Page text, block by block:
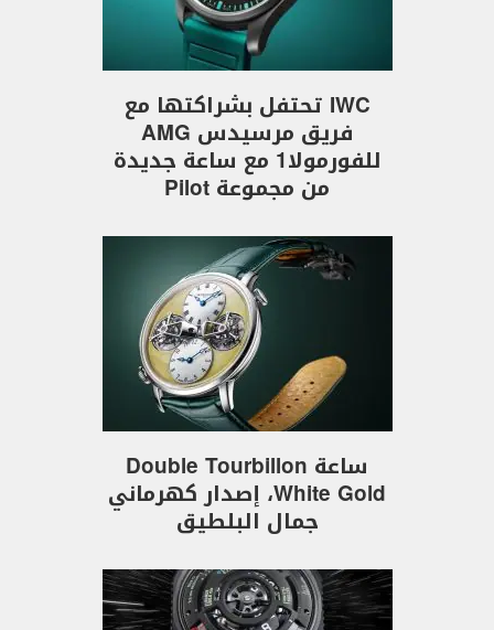
IWC تحتفل بشراكتها مع
فريق مرسيدس AMG
للفورمولا1 مع ساعة جديدة
من مجموعة Pilot
ساعة Double Tourbillon
White Gold، إصدار كهرماني
جمال البلطيق